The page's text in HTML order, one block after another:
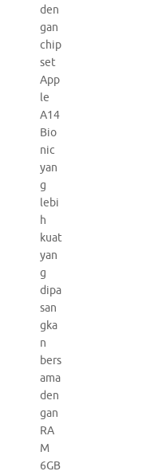
den
gan
chip
set
App
le
A14
Bio
nic
yan
g
lebi
h
kuat
yan
g
dipa
san
gka
n
bers
ama
den
gan
RA
M
6GB